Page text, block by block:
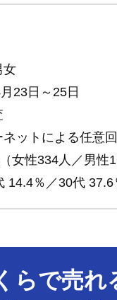
女
23日～25日
ットによる任意
女性334人／男性
14.4％／30代
らで売れ